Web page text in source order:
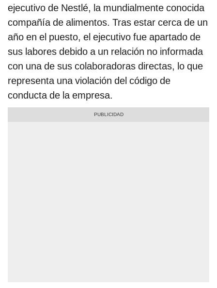
ejecutivo de Nestlé, la mundialmente conocida
compañía de alimentos. Tras estar cerca de un
año en el puesto, el ejecutivo fue apartado de
sus labores debido a un relación no informada
con una de sus colaboradoras directas, lo que
representa una violación del código de
conducta de la empresa.